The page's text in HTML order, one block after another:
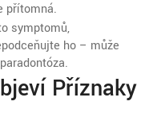
přítomná.
symptomů,
ho – může
Příznaky